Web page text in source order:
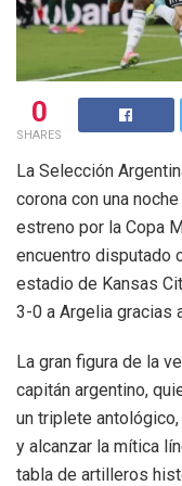
0
SHARES
La Selección
corona con una
estreno por la Copa
encuentro disputado
estadio de Kansas
3-0 a Argelia gracias
La gran figura de la
capitán argentino,
un triplete
y alcanzar la mítica
tabla de artilleros